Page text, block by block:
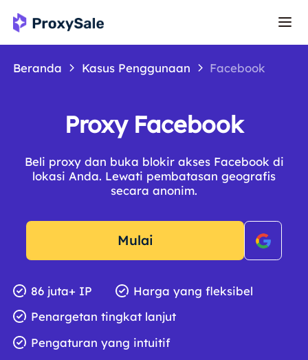
Beranda Kasus Penggunaan Facebook
Proxy Facebook
Beli proxy dan buka blokir akses Facebook di
lokasi Anda. Lewati pembatasan geografis
secara anonim.
Mulai
86 juta+ IP
Harga yang fleksibel
Penargetan tingkat lanjut
Pengaturan yang intuitif